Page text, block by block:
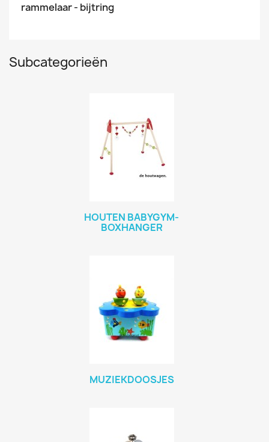
rammelaar - bijtring
Subcategorieën
HOUTEN BABYGYM-
BOXHANGER
MUZIEKDOOSJES